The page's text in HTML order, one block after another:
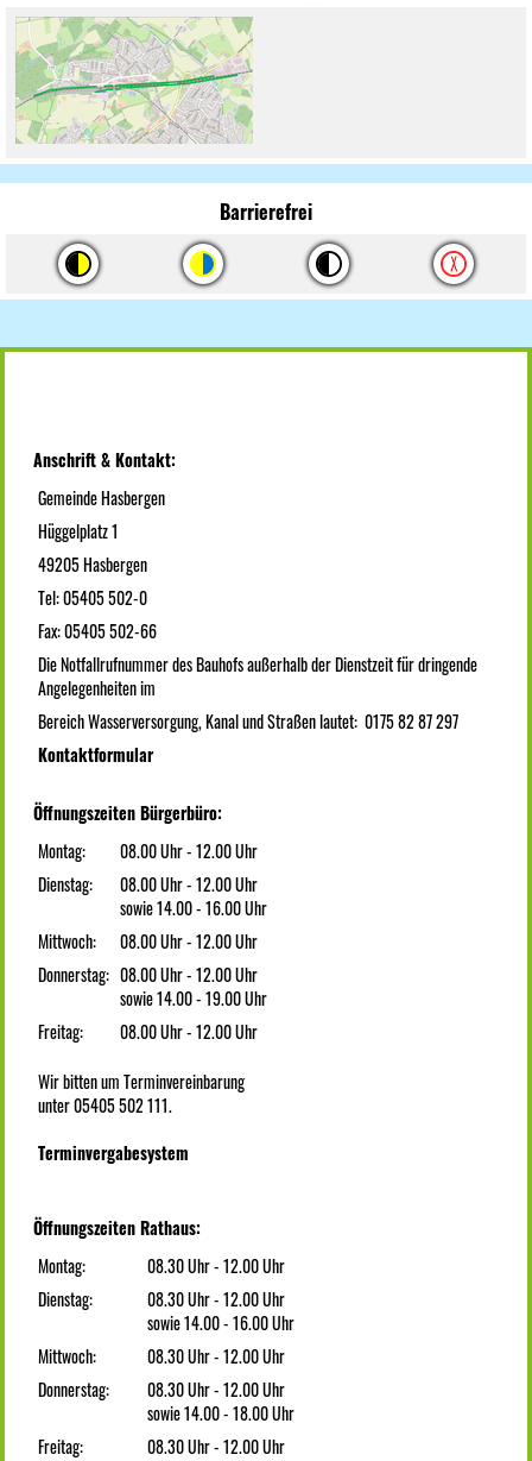
Barrierefrei
Anschrift & Kontakt:
Gemeinde Hasbergen
Hüggelplatz 1
49205 Hasbergen
Tel: 05405 502-0
Fax: 05405 502-66
Die Notfallrufnummer des Bauhofs außerhalb der Dienstzeit für dringende
Angelegenheiten im
Bereich Wasserversorgung, Kanal und Straßen lautet: 0175 82 87 297
Kontaktformular
Öffnungszeiten Bürgerbüro:
Montag:
08.00 Uhr - 12.00 Uhr
Dienstag:
08.00 Uhr - 12.00 Uhr
sowie 14.00 - 16.00 Uhr
Mittwoch:
08.00 Uhr - 12.00 Uhr
Donnerstag: 08.00 Uhr - 12.00 Uhr
sowie 14.00 - 19.00 Uhr
Freitag:
08.00 Uhr - 12.00 Uhr
Wir bitten um Terminvereinbarung
unter 05405 502 111.
Terminvergabesystem
Öffnungszeiten Rathaus:
Montag:
08.30 Uhr - 12.00 Uhr
Dienstag:
08.30 Uhr - 12.00 Uhr
sowie 14.00 - 16.00 Uhr
Mittwoch:
08.30 Uhr - 12.00 Uhr
Donnerstag:
08.30 Uhr - 12.00 Uhr
sowie 14.00 - 18.00 Uhr
Freitag:
08.30 Uhr - 12.00 Uhr